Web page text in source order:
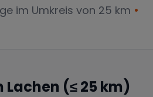
im Umkreis von 25 km •
Lachen (≤ 25 km)